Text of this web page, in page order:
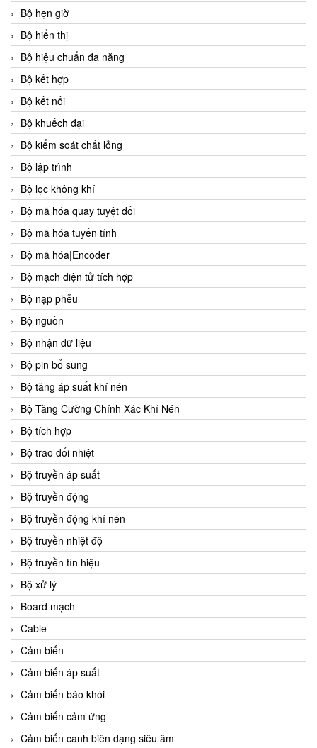
Bộ hẹn giờ
Bộ hiển thị
Bộ hiệu chuẩn đa năng
Bộ kết hợp
Bộ kết nối
Bộ khuếch đại
Bộ kiểm soát chất lỏng
Bộ lập trình
Bộ lọc không khí
Bộ mã hóa quay tuyệt đối
Bộ mã hóa tuyến tính
Bộ mã hóa|Encoder
Bộ mạch điện tử tích hợp
Bộ nạp phễu
Bộ nguồn
Bộ nhận dữ liệu
Bộ pin bổ sung
Bộ tăng áp suất khí nén
Bộ Tăng Cường Chính Xác Khí Nén
Bộ tích hợp
Bộ trao đổi nhiệt
Bộ truyền áp suất
Bộ truyền động
Bộ truyền động khí nén
Bộ truyền nhiệt độ
Bộ truyền tín hiệu
Bộ xử lý
Board mạch
Cable
Cảm biến
Cảm biến áp suất
Cảm biến báo khói
Cảm biến cảm ứng
Cảm biến canh biên dạng siêu âm